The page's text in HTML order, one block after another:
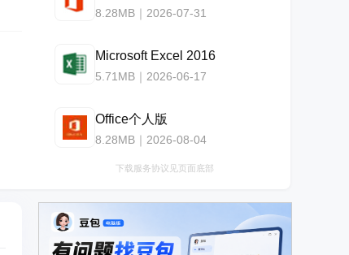
8.28MB｜2026-07-31
Microsoft Excel 2016
5.71MB｜2026-06-17
Office个人版
8.28MB｜2026-08-04
下载服务协议见页面底部